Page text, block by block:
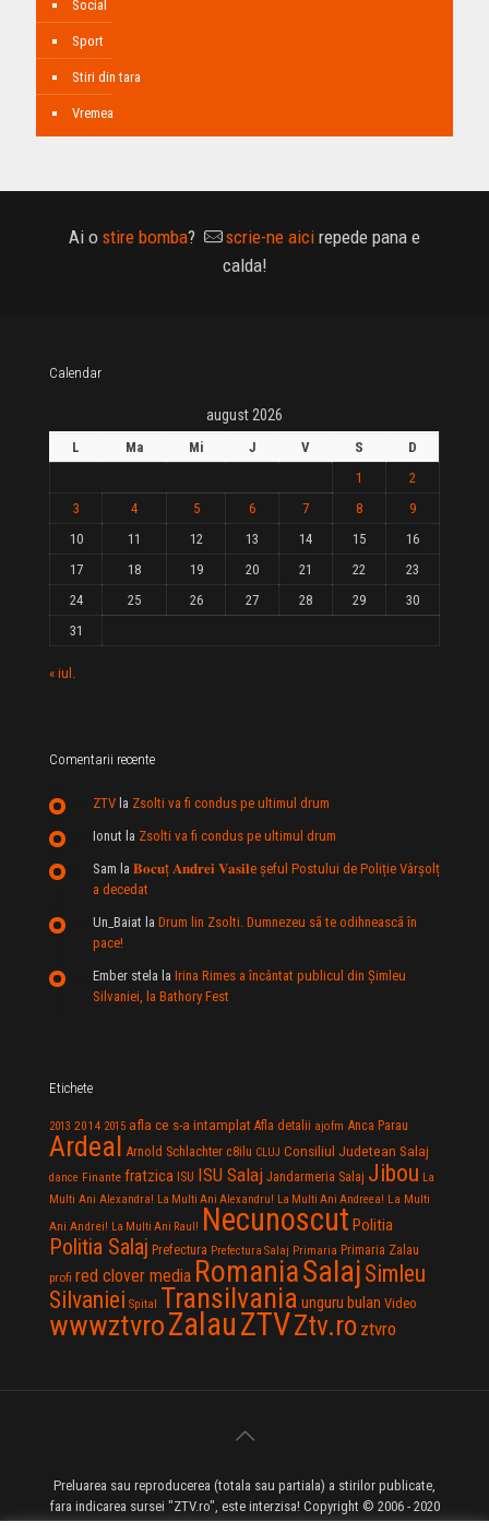
Social
Sport
Stiri din tara
Vremea
Ai o stire bomba? scrie-ne aici repede pana e
calda!
Calendar
august 2026
L Ma Mi J V S
D
1
2
3
4 5 6 7 8
9
10
11 12 13 14 15
16
17
18 19 20 21 22
23
24
25 26 27 28 29
30
31
« iul.
Comentarii recente
ZTV la Zsolti va fi condus pe ultimul drum
Ionut la Zsolti va fi condus pe ultimul drum
Sam la 𝐁𝐨𝐜𝐮ț 𝐀𝐧𝐝𝐫𝐞𝐢 𝐕𝐚𝐬𝐢𝐥e şeful Postului de Poliție Vârșolț
a decedat
Un_Baiat la Drum lin Zsolti. Dumnezeu sã te odihneascã în
pace!
Ember stela la Irina Rimes a încântat publicul din Şimleu
Silvaniei, la Bathory Fest
Etichete
2013 2014 2015 afla ce s-a intamplat Afla detalii ajofm Anca Parau
Ardeal Arnold Schlachter c8ilu CLUJ Consiliul Judetean Salaj
dance Finante fratzica ISU ISU Salaj Jandarmeria Salaj Jibou La
Multi Ani Alexandra! La Multi Ani Alexandru! La Multi Ani Andreea! La Multi
Ani Andrei! La Multi Ani Raul! Necunoscut Politia
Politia Salaj Prefectura Prefectura Salaj Primaria Primaria Zalau
profi red clover media RomaniaSalaj Simleu
Silvaniei Spital Transilvania unguru bulan Video
wwwztvroZalauZTVZtv.ro ztvro
Preluarea sau reproducerea (totala sau partiala) a stirilor publicate,
fara indicarea sursei "ZTV.ro", este interzisa! Copyright © 2006 - 2020
ZTV.ro - Televiziune pe Internet - Zalau TV